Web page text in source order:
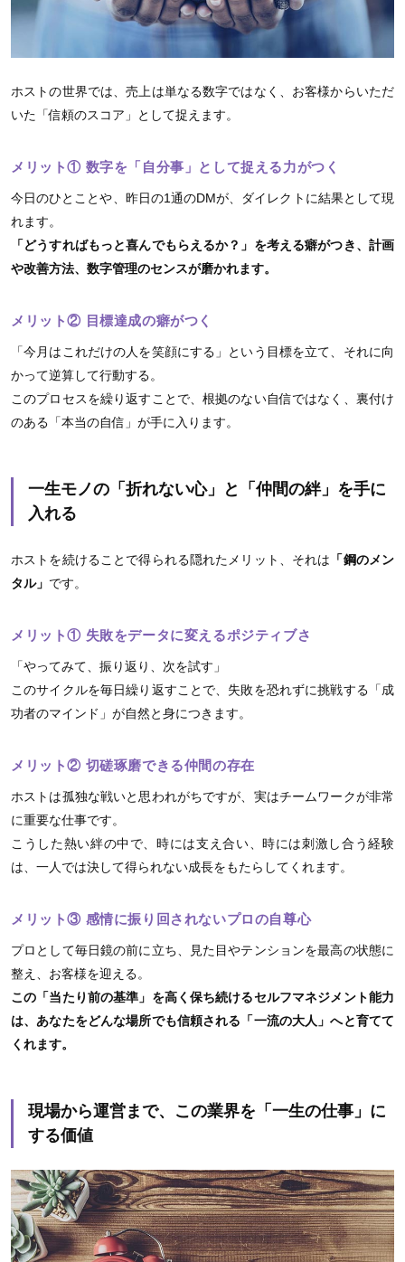
ホストの世界では、売上は単なる数字ではなく、お客様からいただ
いた「信頼のスコア」として捉えます。
メリット① 数字を「自分事」として捉える力がつく
今日のひとことや、昨日の1通のDMが、ダイレクトに結果として現
れます。
「どうすればもっと喜んでもらえるか？」を考える癖がつき、計画
や改善方法、数字管理のセンスが磨かれます。
メリット② 目標達成の癖がつく
「今月はこれだけの人を笑顔にする」という目標を立て、それに向
かって逆算して行動する。
このプロセスを繰り返すことで、根拠のない自信ではなく、裏付け
のある「本当の自信」が手に入ります。
一生モノの「折れない心」と「仲間の絆」を手に
入れる
ホストを続けることで得られる隠れたメリット、それは 「鋼のメン
タル」 です。
メリット① 失敗をデータに変えるポジティブさ
「やってみて、振り返り、次を試す」
このサイクルを毎日繰り返すことで、失敗を恐れずに挑戦する「成
功者のマインド」が自然と身につきます。
メリット② 切磋琢磨できる仲間の存在
ホストは孤独な戦いと思われがちですが、実はチームワークが非常
に重要な仕事です。
こうした熱い絆の中で、時には支え合い、時には刺激し合う経験
は、一人では決して得られない成長をもたらしてくれます。
メリット③ 感情に振り回されないプロの自尊心
プロとして毎日鏡の前に立ち、見た目やテンションを最高の状態に
整え、お客様を迎える。
この「当たり前の基準」を高く保ち続けるセルフマネジメント能力
は、あなたをどんな場所でも信頼される「一流の大人」へと育てて
くれます。
現場から運営まで、この業界を「一生の仕事」に
する価値